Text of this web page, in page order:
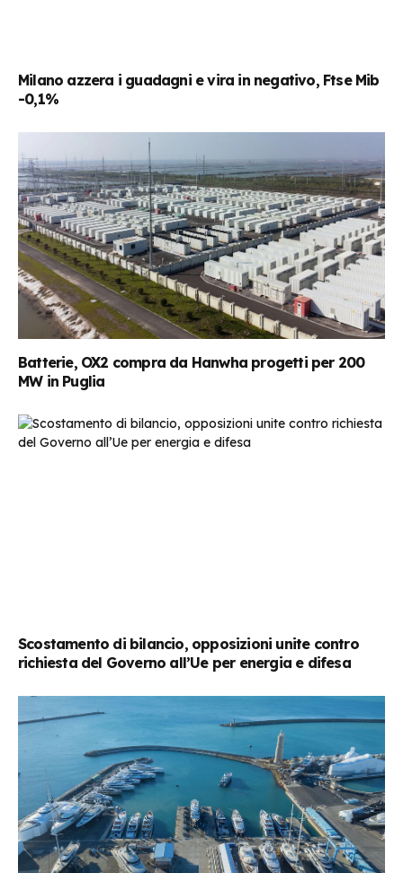
Milano azzera i guadagni e vira in negativo, Ftse Mib
-0,1%
Batterie, OX2 compra da Hanwha progetti per 200
MW in Puglia
Scostamento di bilancio, opposizioni unite contro
richiesta del Governo all’Ue per energia e difesa